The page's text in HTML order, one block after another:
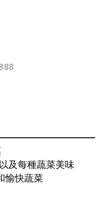
及每種蔬菜美味
愉快蔬菜